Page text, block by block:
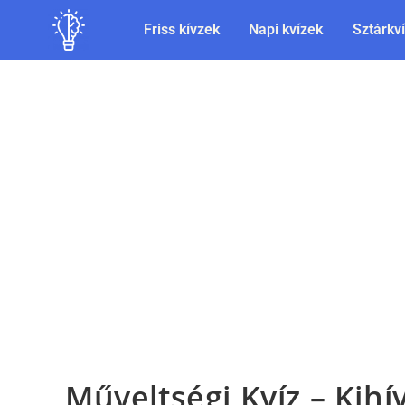
Friss kívzek Napi kvízek